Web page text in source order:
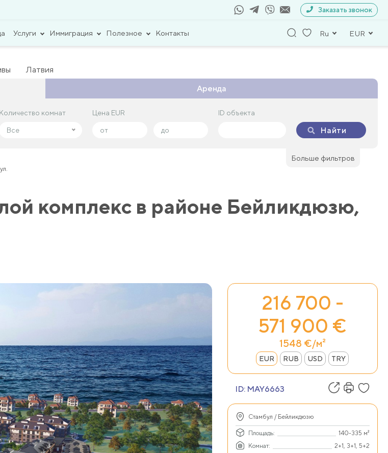
Заказать звонок
Услуги Иммиграция Полезное Контакты Ru EUR
Латвия
Аренда
Количество комнат
Все
Цена EUR ID объекта
Найти
Больше фильтров
Количество комнат
Все
Цена EUR ID объекта
Найти
комплекс в районе Бейликдюзю,
216 700 -
571 900 €
1548 €/м²
EUR RUB USD TRY
ID: MAY6663
Стамбул / Бейликдюзю
Площадь:
140-335 м²
Комнат:
2+1, 3+1, 5+2